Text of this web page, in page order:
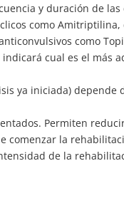
y duración de las
como
como
cual es el más
ya iniciada) depende
Permiten
comenzar la
de la